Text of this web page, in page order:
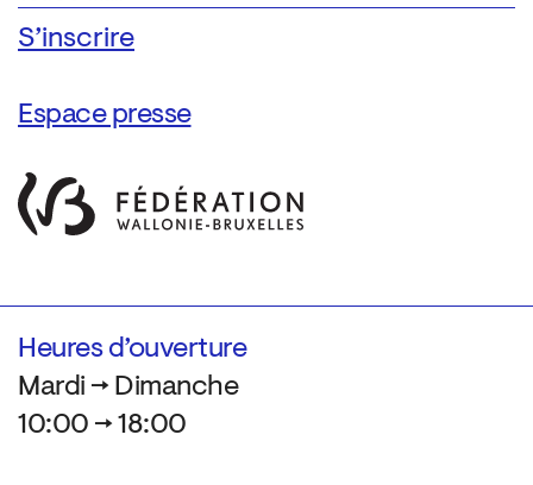
Espace presse
Heures d’ouverture
Mardi → Dimanche
10:00 → 18:00